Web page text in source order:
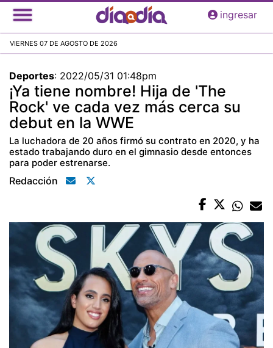
Pasar
al
principal
ingresar
VIERNES 07 DE AGOSTO DE 2026
Deportes: 2022/05/31 01:48pm
¡Ya tiene nombre! Hija de 'The
Rock' ve cada vez más cerca su
debut en la WWE
La luchadora de 20 años firmó su contrato en 2020, y ha
estado trabajando duro en el gimnasio desde entonces
para poder estrenarse.
Redacción